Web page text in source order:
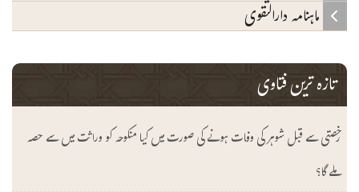
ماہنامہ دارالتقوی
تازہ ترین فتاوی
رخصتی سے قبل شوہر کی وفات ہونے کی صورت میں کیا منکوحہ کو وراثت میں سے حصہ
ملے گا؟